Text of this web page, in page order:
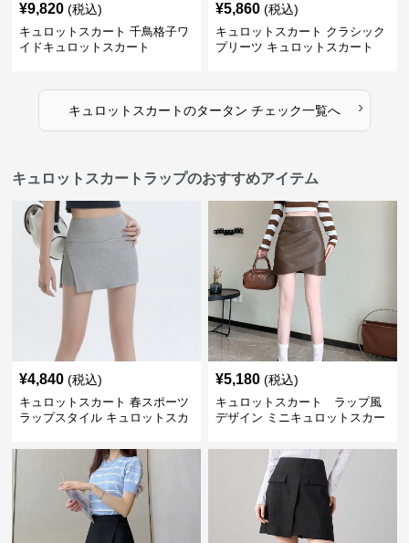
¥9,820 (税込)
キュロットスカート 千鳥格子ワ
イドキュロットスカート
¥5,860 (税込)
キュロットスカート クラシック
プリーツ キュロットスカート
キュロットスカートのタータン チェック一覧へ ›
キュロットスカートラップのおすすめアイテム
¥4,840 (税込)
キュロットスカート 春スポーツ
ラップスタイル キュロットスカ
¥5,180 (税込)
キュロットスカート ラップ風
デザイン ミニキュロットスカー